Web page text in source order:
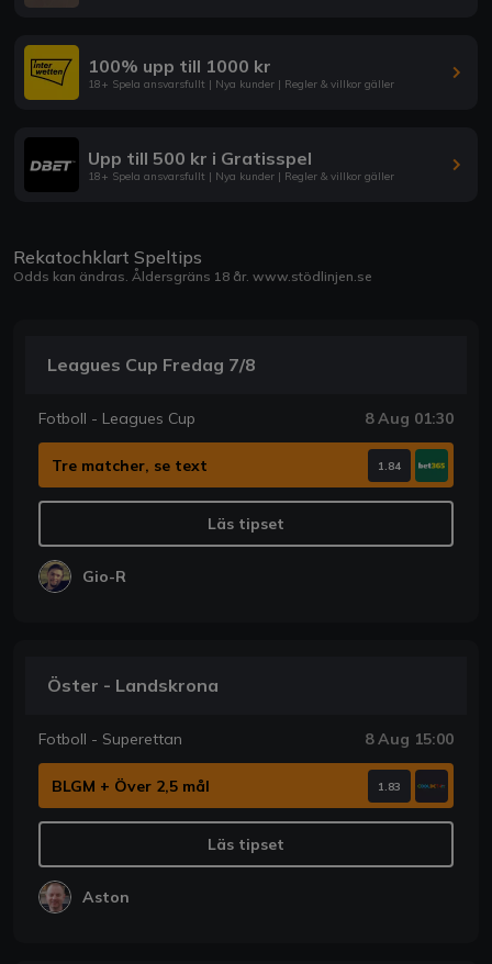
100% upp till 1000 kr
18+ Spela ansvarsfullt | Nya kunder | Regler & villkor gäller
Upp till 500 kr i Gratisspel
18+ Spela ansvarsfullt | Nya kunder | Regler & villkor gäller
Rekatochklart Speltips
Odds kan ändras. Åldersgräns 18 år. www.stödlinjen.se
Leagues Cup Fredag 7/8
Fotboll - Leagues Cup 8 Aug 01:30
Tre matcher, se text 1.84
Läs tipset
Gio-R
Öster - Landskrona
Fotboll - Superettan 8 Aug 15:00
BLGM + Över 2,5 mål 1.83
Läs tipset
Aston